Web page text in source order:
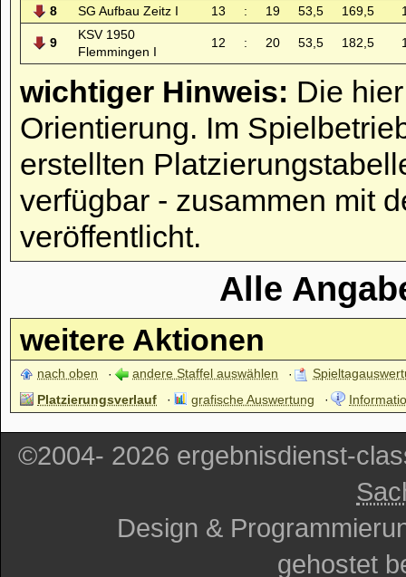
8 SG Aufbau Zeitz I 13 : 19 53,5 169,5
9
KSV 1950
Flemmingen I
12 : 20 53,5 182,5
wichtiger Hinweis: Die
Orientierung. Im
erstellten
verfügbar - zusammen mit
veröffentlicht.
Alle
weitere Aktionen
nach oben andere Staffel auswählen
Platzierungsverlauf
grafische Auswertung
©2004- 2026 ergebnisdienst-
Design &
gehostet